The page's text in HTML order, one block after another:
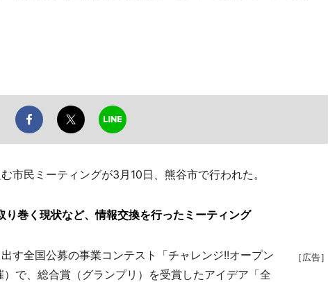
市民ミーティングが3月10日、熊谷市で行われた。
り巻く現状など、情報交換を行ったミーティング
［広告］
す全国公募の事業コンテスト「チャレンジ!!オープン
で、総合賞（グランプリ）を受賞したアイデア「全